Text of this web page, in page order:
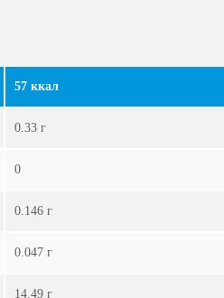
57 ккал
0.33 г
0
0.146 г
0.047 г
14.49 г